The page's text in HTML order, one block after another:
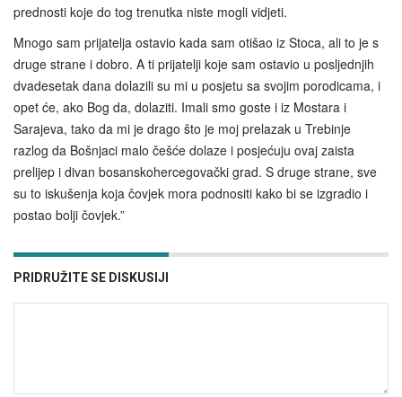
prednosti koje do tog trenutka niste mogli vidjeti.
Mnogo sam prijatelja ostavio kada sam otišao iz Stoca, ali to je s
druge strane i dobro. A ti prijatelji koje sam ostavio u posljednjih
dvadesetak dana dolazili su mi u posjetu sa svojim porodicama, i
opet će, ako Bog da, dolaziti. Imali smo goste i iz Mostara i
Sarajeva, tako da mi je drago što je moj prelazak u Trebinje
razlog da Bošnjaci malo češće dolaze i posjećuju ovaj zaista
prelijep i divan bosanskohercegovački grad. S druge strane, sve
su to iskušenja koja čovjek mora podnositi kako bi se izgradio i
postao bolji čovjek.”
PRIDRUŽITE SE DISKUSIJI